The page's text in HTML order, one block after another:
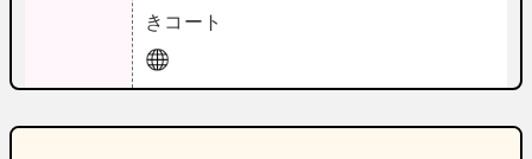
きコート